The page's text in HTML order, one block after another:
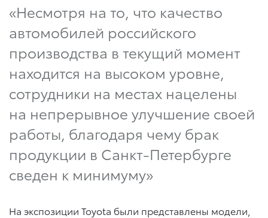
«Несмотря на то, что качество
автомобилей российского
производства в текущий момент
находится на высоком уровне,
сотрудники на местах нацелены
на непрерывное улучшение своей
работы, благодаря чему брак
продукции в Санкт-Петербурге
сведен к минимуму»
На экспозиции Toyota были представлены модели,